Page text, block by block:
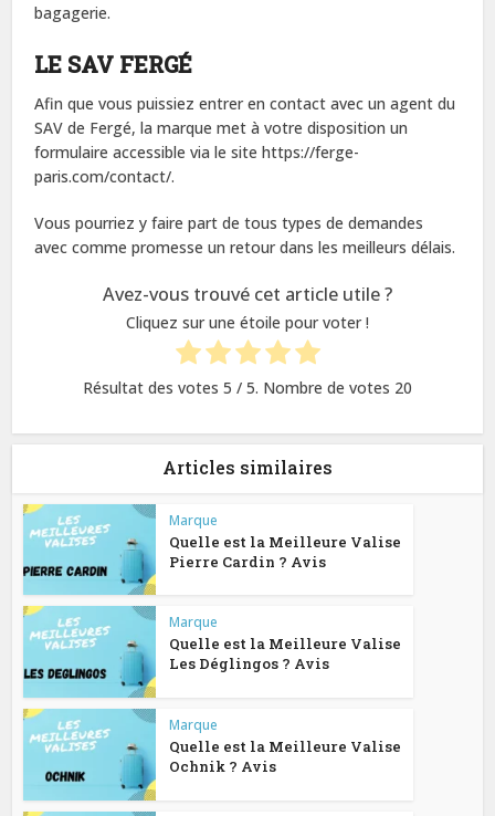
bagagerie.
LE SAV FERGÉ
Afin que vous puissiez entrer en contact avec un agent du
SAV de Fergé, la marque met à votre disposition un
formulaire accessible via le site https://ferge-
paris.com/contact/.
Vous pourriez y faire part de tous types de demandes
avec comme promesse un retour dans les meilleurs délais.
Avez-vous trouvé cet article utile ?
Cliquez sur une étoile pour voter !
Résultat des votes 5 / 5. Nombre de votes 20
Articles similaires
Marque
Quelle est la Meilleure Valise
Pierre Cardin ? Avis
Marque
Quelle est la Meilleure Valise
Les Déglingos ? Avis
Marque
Quelle est la Meilleure Valise
Ochnik ? Avis